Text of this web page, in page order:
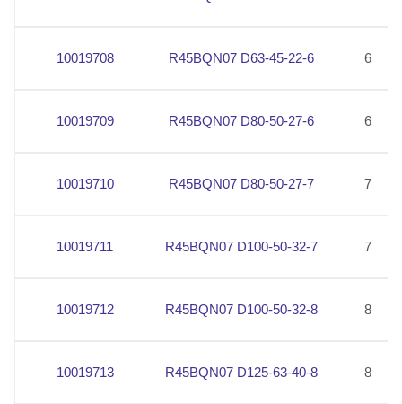
10019708 R45BQN07 D63-45-22-6 6
10019709 R45BQN07 D80-50-27-6 6
10019710 R45BQN07 D80-50-27-7 7
10019711 R45BQN07 D100-50-32-7 7
10019712 R45BQN07 D100-50-32-8 8
10019713 R45BQN07 D125-63-40-8 8